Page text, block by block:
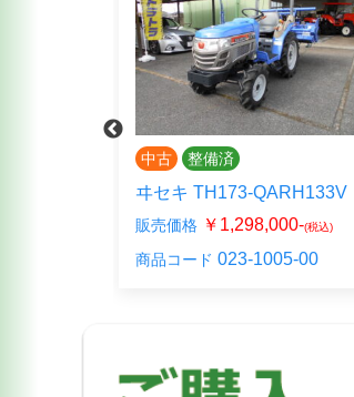
中古 未整備
ヤンマー EG118VURA140
販売価格 ￥1,540,000-(税込)
商品コード 026-0528-00